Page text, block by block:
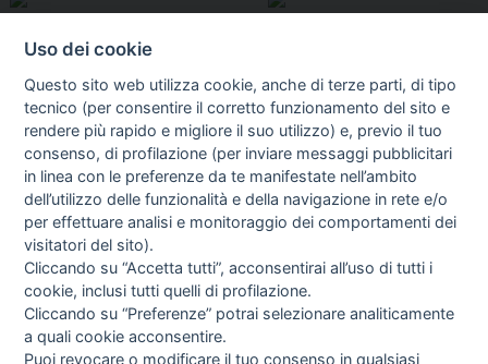
I libri Vedi tutti
Uso dei cookie
Questo sito web utilizza cookie, anche di terze parti, di tipo
tecnico (per consentire il corretto funzionamento del sito e
rendere più rapido e migliore il suo utilizzo) e, previo il tuo
consenso, di profilazione (per inviare messaggi pubblicitari
in linea con le preferenze da te manifestate nell’ambito
dell’utilizzo delle funzionalità e della navigazione in rete e/o
per effettuare analisi e monitoraggio dei comportamenti dei
visitatori del sito).
Cliccando su “Accetta tutti”, acconsentirai all’uso di tutti i
cookie, inclusi tutti quelli di profilazione.
Cliccando su “Preferenze” potrai selezionare analiticamente
a quali cookie acconsentire.
Puoi revocare o modificare il tuo consenso in qualsiasi